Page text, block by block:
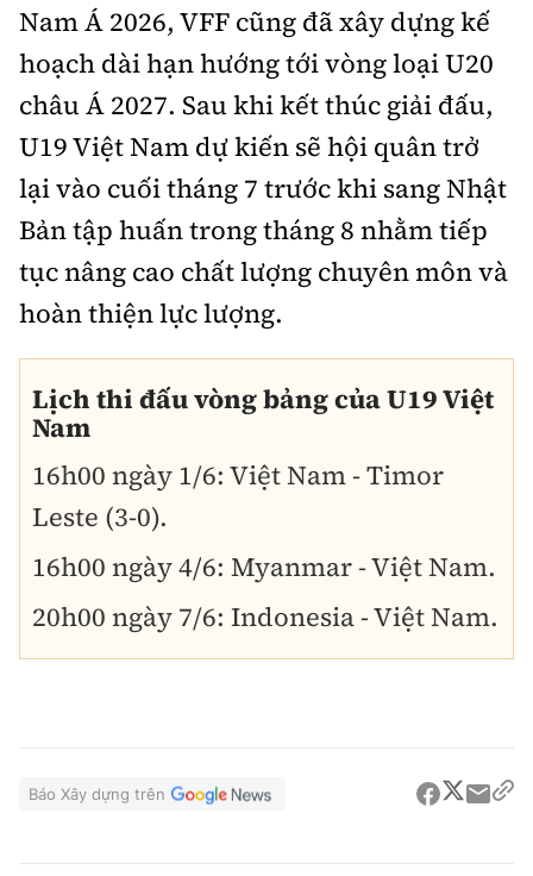
Nam Á 2026, VFF cũng đã xây dựng kế
hoạch dài hạn hướng tới vòng loại U20
châu Á 2027. Sau khi kết thúc giải đấu,
U19 Việt Nam dự kiến sẽ hội quân trở
lại vào cuối tháng 7 trước khi sang Nhật
Bản tập huấn trong tháng 8 nhằm tiếp
tục nâng cao chất lượng chuyên môn và
hoàn thiện lực lượng.
Lịch thi đấu vòng bảng của U19 Việt
Nam
16h00 ngày 1/6: Việt Nam - Timor
Leste (3-0).
16h00 ngày 4/6: Myanmar - Việt Nam.
20h00 ngày 7/6: Indonesia - Việt Nam.
Báo Xây dựng trên